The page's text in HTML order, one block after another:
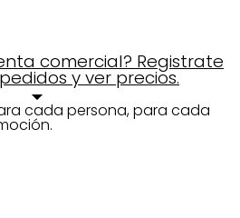
comercial? Registrate
y ver precios.
cada persona, para cada